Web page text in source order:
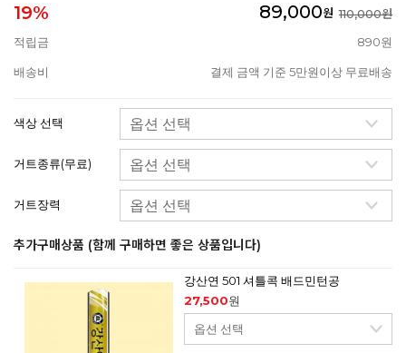
19% 89,000원 110,000원
적립금
890원
배송비 결제 금액 기준 5만원이상 무료배송
색상 선택
거트종류(무료)
거트장력
추가구매상품 (함께 구매하면 좋은 상품입니다)
강산연 501 셔틀콕 배드민턴공
27,500원